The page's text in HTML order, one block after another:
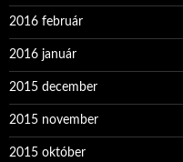
2016 február
2016 január
2015 december
2015 november
2015 október